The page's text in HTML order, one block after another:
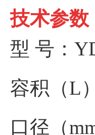
技术参
型 号：
容积（L
口径（